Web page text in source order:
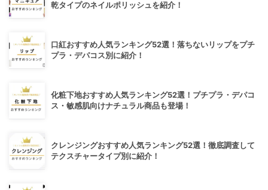
乾タイプのネイルポリッシュを紹介！
口紅おすすめ人気ランキング52選！落ちないリップをプチ
プラ・デパコス別に紹介！
化粧下地おすすめ人気ランキング52選！プチプラ・デパコ
ス・敏感肌向けナチュラル商品も登場！
クレンジングおすすめ人気ランキング52選！徹底調査して
テクスチャータイプ別に紹介！